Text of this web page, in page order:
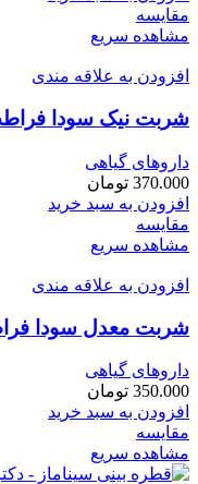
مقایسه
مشاهده سریع
افزودن به علاقه مندی
شربت نیک سودا
داروهای گیاهی
370.000 تومان
افزودن به سبد خرید
مقایسه
مشاهده سریع
افزودن به علاقه مندی
شربت معدل سودا
داروهای گیاهی
350.000 تومان
افزودن به سبد خرید
مقایسه
مشاهده سریع